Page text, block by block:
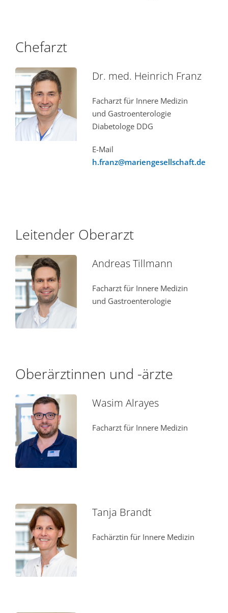
Chefarzt
Dr. med. Heinrich Franz
Facharzt für Innere Medizin
und Gastroenterologie
Diabetologe DDG
E-Mail
h.franz@mariengesellschaft.de
Leitender Oberarzt
Andreas Tillmann
Facharzt für Innere Medizin
und Gastroenterologie
Oberärztinnen und -ärzte
Wasim Alrayes
Facharzt für Innere Medizin
Tanja Brandt
Fachärztin für Innere Medizin